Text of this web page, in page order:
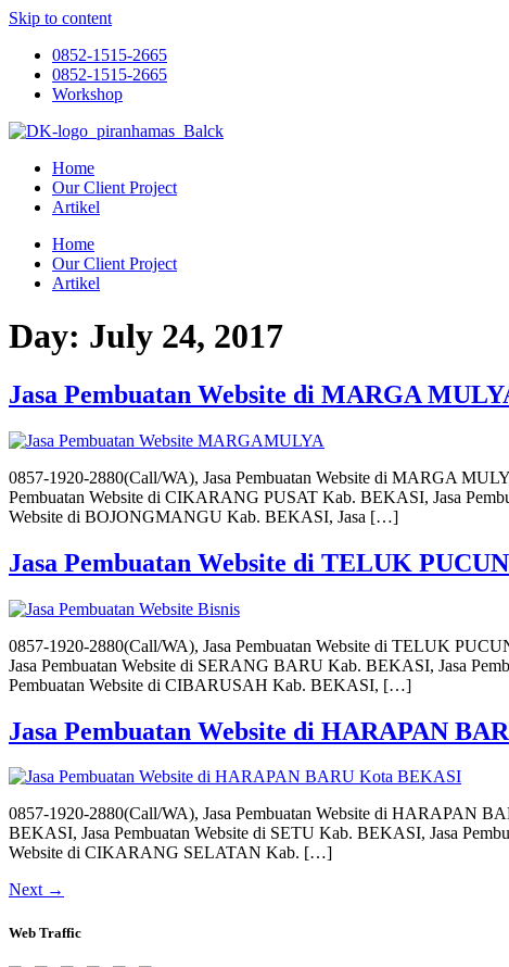
Skip to content
0852-1515-2665
0852-1515-2665
Workshop
Home
Our Client Project
Artikel
Home
Our Client Project
Artikel
Day: July 24, 2017
Jasa Pembuatan Website di MARGA
0857-1920-2880(Call/WA), Jasa Pembuatan Website di MARGA
Pembuatan Website di CIKARANG PUSAT Kab. BEKASI, Jasa
Website di BOJONGMANGU Kab. BEKASI, Jasa […]
Jasa Pembuatan Website di TELUK
0857-1920-2880(Call/WA), Jasa Pembuatan Website di TELUK
Jasa Pembuatan Website di SERANG BARU Kab. BEKASI, Jasa
Pembuatan Website di CIBARUSAH Kab. BEKASI, […]
Jasa Pembuatan Website di HARAPAN
0857-1920-2880(Call/WA), Jasa Pembuatan Website di HARAPAN
BEKASI, Jasa Pembuatan Website di SETU Kab. BEKASI, Jasa
Website di CIKARANG SELATAN Kab. […]
Next →
Web Traffic